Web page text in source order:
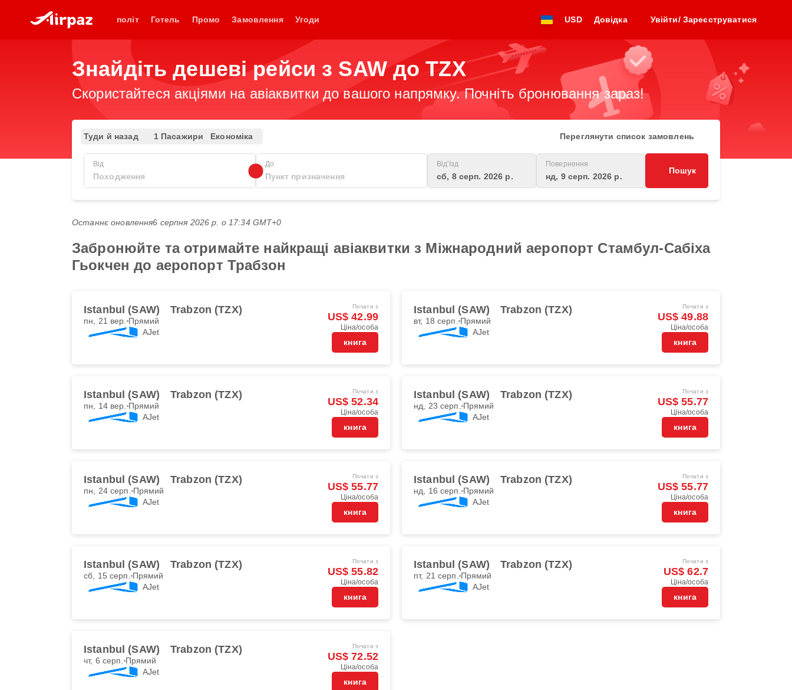
політ Готель Промо Замовлення Угоди USD Довідка Увійти/ Зареєструватися
Знайдіть дешеві рейси з SAW до TZX
Скористайтеся акціями на авіаквитки до вашого напрямку. Почніть бронювання зараз!
Туди й назад 1 Пасажири Економіка Переглянути список замовлень
Від До Від'їзд
сб, 8 серп. 2026 р.
Повернення
нд, 9 серп. 2026 р.
Пошук
Останнє оновлення6 серпня 2026 р. о 17:34 GMT+0
Забронюйте та отримайте найкращі авіаквитки з Міжнародний аеропорт Стамбул-Сабіха
Гьокчен до аеропорт Трабзон
Istanbul (SAW) Trabzon (TZX)
пн, 21 вер. Прямий
AJet
Почати з
US$ 42.99
Ціна/особа
книга
Istanbul (SAW) Trabzon (TZX)
вт, 18 серп. Прямий
AJet
Почати з
US$ 49.88
Ціна/особа
книга
Istanbul (SAW) Trabzon (TZX)
пн, 14 вер. Прямий
AJet
Почати з
US$ 52.34
Ціна/особа
книга
Istanbul (SAW) Trabzon (TZX)
нд, 23 серп. Прямий
AJet
Почати з
US$ 55.77
Ціна/особа
книга
Istanbul (SAW) Trabzon (TZX)
пн, 24 серп. Прямий
AJet
Почати з
US$ 55.77
Ціна/особа
книга
Istanbul (SAW) Trabzon (TZX)
нд, 16 серп. Прямий
AJet
Почати з
US$ 55.77
Ціна/особа
книга
Istanbul (SAW) Trabzon (TZX)
сб, 15 серп. Прямий
AJet
Почати з
US$ 55.82
Ціна/особа
книга
Istanbul (SAW) Trabzon (TZX)
пт, 21 серп. Прямий
AJet
Почати з
US$ 62.7
Ціна/особа
книга
Istanbul (SAW) Trabzon (TZX)
чт, 6 серп. Прямий
AJet
Почати з
US$ 72.52
Ціна/особа
книга